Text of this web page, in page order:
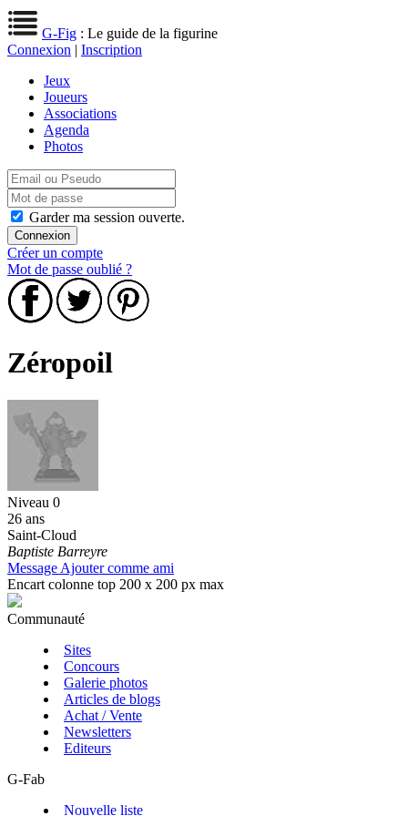
G-Fig : Le guide de la figurine
Connexion | Inscription
Jeux
Joueurs
Associations
Agenda
Photos
Garder ma session ouverte.
Créer un compte
Mot de passe oublié ?
Zéropoil
Niveau 0
26 ans
Saint-Cloud
Baptiste Barreyre
Message Ajouter comme ami
Encart colonne top 200 x 200 px max
Communauté
Sites
Concours
Galerie photos
Articles de blogs
Achat / Vente
Newsletters
Editeurs
G-Fab
Nouvelle liste